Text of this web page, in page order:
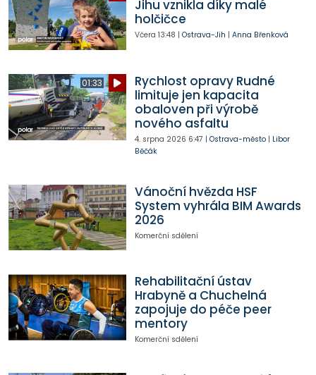
Jihu vznikla díky malé
holčičce
Včera 13:48 | Ostrava-Jih | Anna Břenková
01:33
Rychlost opravy Rudné
limituje jen kapacita
obaloven při výrobě
nového asfaltu
4. srpna 2026 6:47 | Ostrava-město| Libor
Běčák
Vánoční hvězda HSF
System vyhrála BIM Awards
2026
Komerční sdělení
Rehabilitační ústav
Hrabyně a Chuchelná
zapojuje do péče peer
mentory
Komerční sdělení